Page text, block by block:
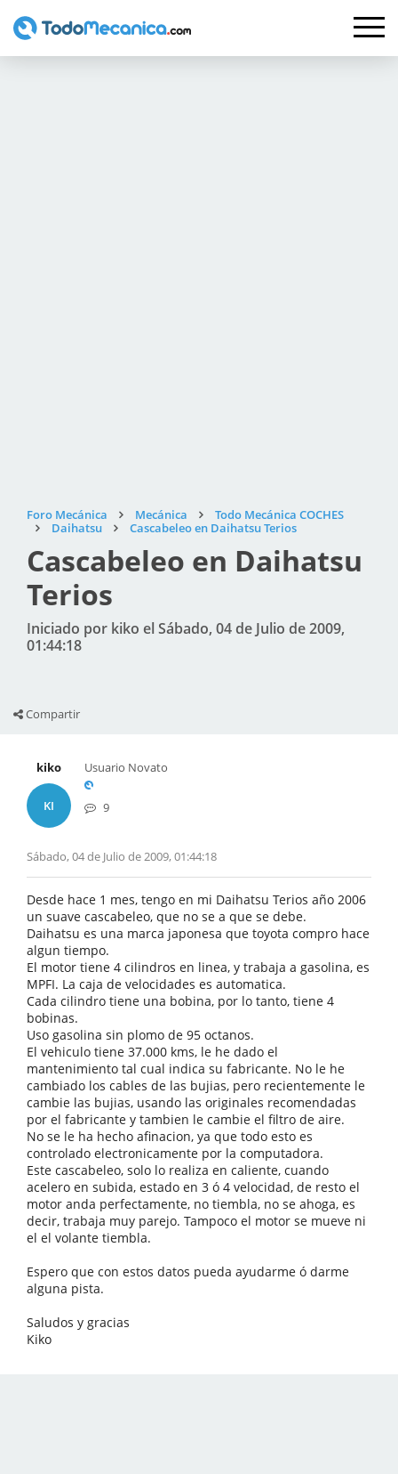
Foro Mecánica Mecánica
Todo Mecánica COCHES
Daihatsu
Cascabeleo en Daihatsu Terios
Cascabeleo en Daihatsu
Terios
Iniciado por kiko el Sábado, 04 de Julio de 2009,
01:44:18
Compartir
kiko
KI
Usuario Novato
9
Sábado, 04 de Julio de 2009, 01:44:18
Desde hace 1 mes, tengo en mi Daihatsu Terios año 2006
un suave cascabeleo, que no se a que se debe.
Daihatsu es una marca japonesa que toyota compro hace
algun tiempo.
El motor tiene 4 cilindros en linea, y trabaja a gasolina, es
MPFI. La caja de velocidades es automatica.
Cada cilindro tiene una bobina, por lo tanto, tiene 4
bobinas.
Uso gasolina sin plomo de 95 octanos.
El vehiculo tiene 37.000 kms, le he dado el
mantenimiento tal cual indica su fabricante. No le he
cambiado los cables de las bujias, pero recientemente le
cambie las bujias, usando las originales recomendadas
por el fabricante y tambien le cambie el filtro de aire.
No se le ha hecho afinacion, ya que todo esto es
controlado electronicamente por la computadora.
Este cascabeleo, solo lo realiza en caliente, cuando
acelero en subida, estado en 3 ó 4 velocidad, de resto el
motor anda perfectamente, no tiembla, no se ahoga, es
decir, trabaja muy parejo. Tampoco el motor se mueve ni
el el volante tiembla.
Espero que con estos datos pueda ayudarme ó darme
alguna pista.
Saludos y gracias
Kiko